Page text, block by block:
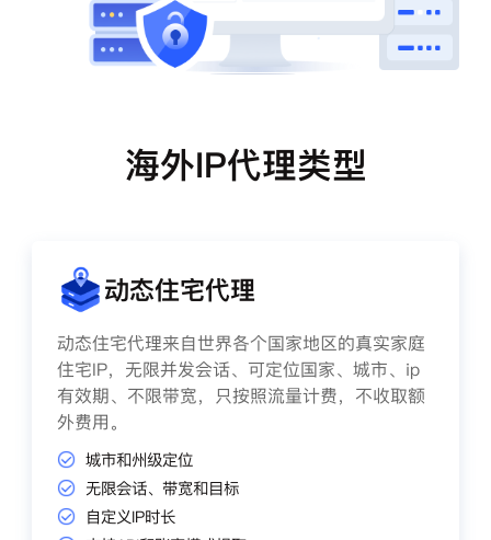
海外IP代理类型
动态住宅代理
动态住宅代理来自世界各个国家地区的真实家庭
住宅IP，无限并发会话、可定位国家、城市、ip
有效期、不限带宽，只按照流量计费，不收取额
外费用。
城市和州级定位
无限会话、带宽和目标
自定义IP时长